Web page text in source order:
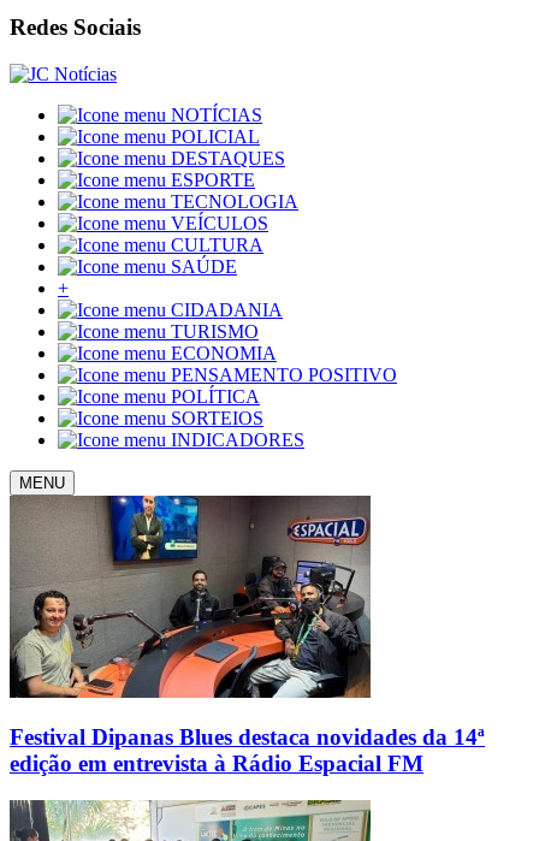
Redes Sociais
NOTÍCIAS
POLICIAL
DESTAQUES
ESPORTE
TECNOLOGIA
VEÍCULOS
CULTURA
SAÚDE
+
CIDADANIA
TURISMO
ECONOMIA
PENSAMENTO POSITIVO
POLÍTICA
SORTEIOS
INDICADORES
MENU
Festival Dipanas Blues destaca novidades da 14ª
edição em entrevista à Rádio Espacial FM